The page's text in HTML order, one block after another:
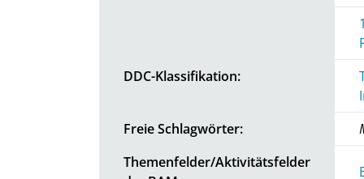
DDC-Klassifikation:
Freie Schlagwörter:
Themenfelder/Aktivitätsfelder